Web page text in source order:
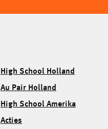
High School Holland
Au Pair Holland
High School Amerika
Acties